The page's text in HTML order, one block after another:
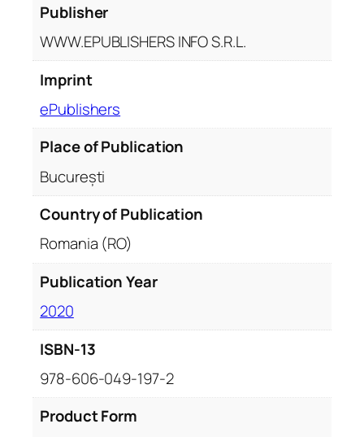
e
o
Publisher
WWW.EPUBLISHERS INFO S.R.L.
Imprint
ePublishers
Place of Publication
București
Country of Publication
Romania (RO)
Publication Year
2020
ISBN-13
978-606-049-197-2
Product Form